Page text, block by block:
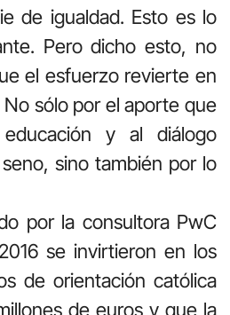
de igualdad. Esto es lo
Pero dicho esto, no
el esfuerzo revierte en
sólo por el aporte que
y al diálogo
sino también por lo
por la consultora PwC
se invirtieron en los
de orientación católica
de euros y que la